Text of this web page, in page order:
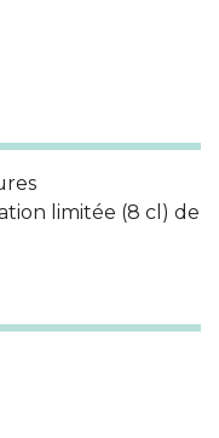
limitée (8 cl) de